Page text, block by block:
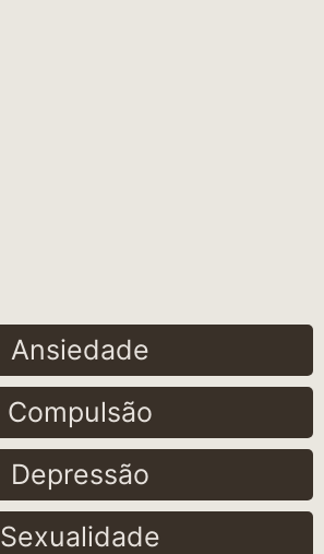
Ansiedade
Compulsão
Depressão
Sexualidade